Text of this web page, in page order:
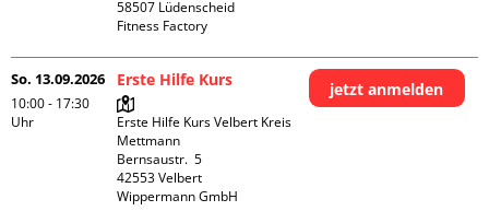
58507 Lüdenscheid
Fitness Factory
So. 13.09.2026
10:00 - 17:30
Uhr
Erste Hilfe Kurs
Erste Hilfe Kurs Velbert Kreis
Mettmann
Bernsaustr.  5
42553 Velbert
Wippermann GmbH
jetzt anmelden